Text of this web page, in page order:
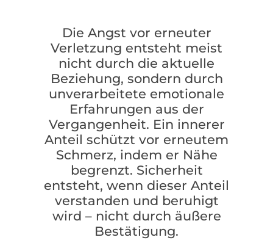
Die Angst vor erneuter
Verletzung entsteht meist
nicht durch die aktuelle
Beziehung, sondern durch
unverarbeitete emotionale
Erfahrungen aus der
Vergangenheit. Ein innerer
Anteil schützt vor erneutem
Schmerz, indem er Nähe
begrenzt. Sicherheit
entsteht, wenn dieser Anteil
verstanden und beruhigt
wird – nicht durch äußere
Bestätigung.